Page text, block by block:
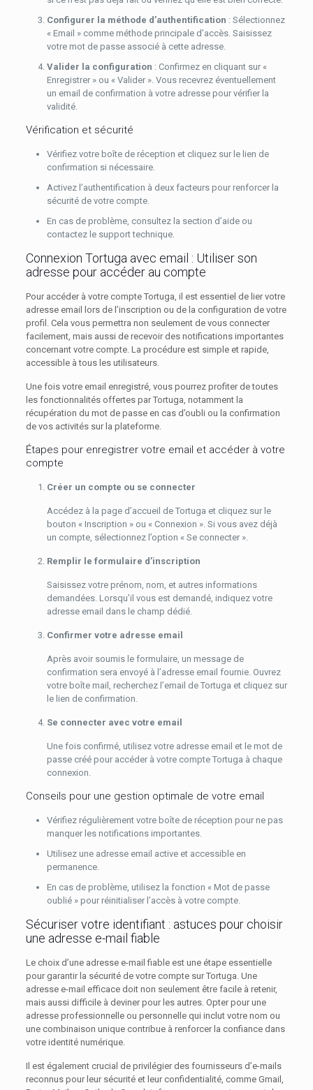
Configurer la méthode d’authentification : Sélectionnez
« Email » comme méthode principale d’accès. Saisissez
votre mot de passe associé à cette adresse.
Valider la configuration : Confirmez en cliquant sur «
Enregistrer » ou « Valider ». Vous recevrez éventuellement
un email de confirmation à votre adresse pour vérifier la
validité.
Vérification et sécurité
Vérifiez votre boîte de réception et cliquez sur le lien de
confirmation si nécessaire.
Activez l’authentification à deux facteurs pour renforcer la
sécurité de votre compte.
En cas de problème, consultez la section d’aide ou
contactez le support technique.
Connexion Tortuga avec email : Utiliser son
adresse pour accéder au compte
Pour accéder à votre compte Tortuga, il est essentiel de lier votre
adresse email lors de l’inscription ou de la configuration de votre
profil. Cela vous permettra non seulement de vous connecter
facilement, mais aussi de recevoir des notifications importantes
concernant votre compte. La procédure est simple et rapide,
accessible à tous les utilisateurs.
Une fois votre email enregistré, vous pourrez profiter de toutes
les fonctionnalités offertes par Tortuga, notamment la
récupération du mot de passe en cas d’oubli ou la confirmation
de vos activités sur la plateforme.
Étapes pour enregistrer votre email et accéder à votre
compte
Créer un compte ou se connecter
Accédez à la page d’accueil de Tortuga et cliquez sur le
bouton « Inscription » ou « Connexion ». Si vous avez déjà
un compte, sélectionnez l’option « Se connecter ».
Remplir le formulaire d’inscription
Saisissez votre prénom, nom, et autres informations
demandées. Lorsqu’il vous est demandé, indiquez votre
adresse email dans le champ dédié.
Confirmer votre adresse email
Après avoir soumis le formulaire, un message de
confirmation sera envoyé à l’adresse email fournie. Ouvrez
votre boîte mail, recherchez l’email de Tortuga et cliquez sur
le lien de confirmation.
Se connecter avec votre email
Une fois confirmé, utilisez votre adresse email et le mot de
passe créé pour accéder à votre compte Tortuga à chaque
connexion.
Conseils pour une gestion optimale de votre email
Vérifiez régulièrement votre boîte de réception pour ne pas
manquer les notifications importantes.
Utilisez une adresse email active et accessible en
permanence.
En cas de problème, utilisez la fonction « Mot de passe
oublié » pour réinitialiser l’accès à votre compte.
Sécuriser votre identifiant : astuces pour choisir
une adresse e-mail fiable
Le choix d’une adresse e-mail fiable est une étape essentielle
pour garantir la sécurité de votre compte sur Tortuga. Une
adresse e-mail efficace doit non seulement être facile à retenir,
mais aussi difficile à deviner pour les autres. Opter pour une
adresse professionnelle ou personnelle qui inclut votre nom ou
une combinaison unique contribue à renforcer la confiance dans
votre identité numérique.
Il est également crucial de privilégier des fournisseurs d’e-mails
reconnus pour leur sécurité et leur confidentialité, comme Gmail,